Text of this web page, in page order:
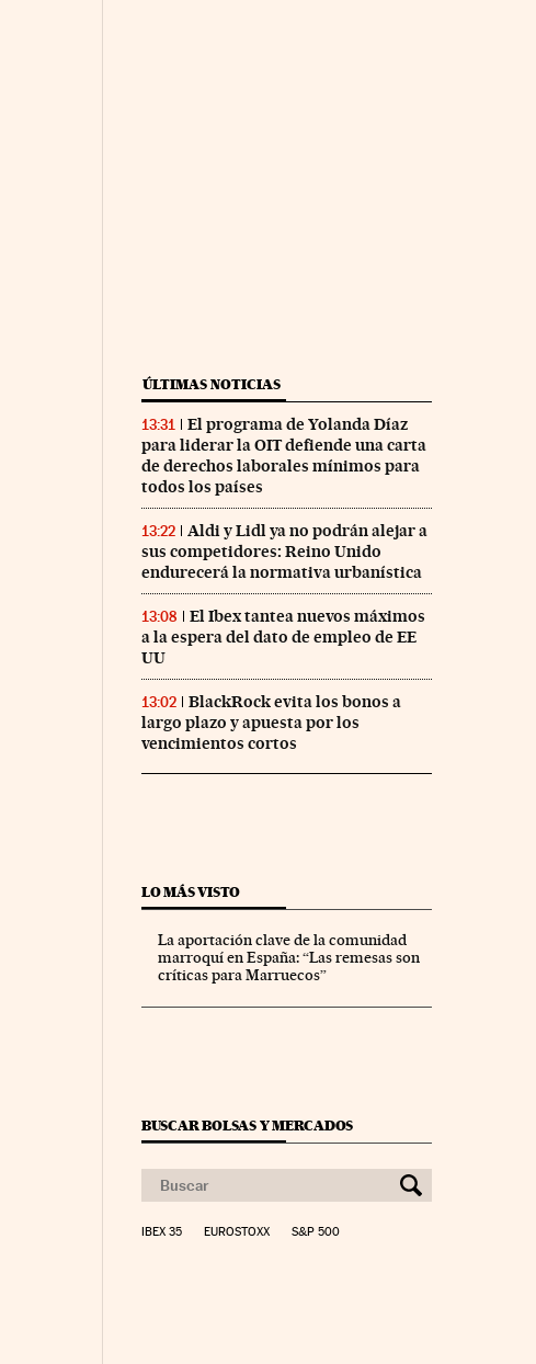
ÚLTIMAS NOTICIAS
13:31
El programa de Yolanda Díaz
para liderar la OIT defiende una carta
de derechos laborales mínimos para
todos los países
13:22
Aldi y Lidl ya no podrán alejar a
sus competidores: Reino Unido
endurecerá la normativa urbanística
13:08
El Ibex tantea nuevos máximos
a la espera del dato de empleo de EE
UU
13:02
BlackRock evita los bonos a
largo plazo y apuesta por los
vencimientos cortos
LO MÁS VISTO
La aportación clave de la comunidad
marroquí en España: “Las remesas son
críticas para Marruecos”
BUSCAR BOLSAS Y MERCADOS
IBEX 35 EUROSTOXX S&P 500